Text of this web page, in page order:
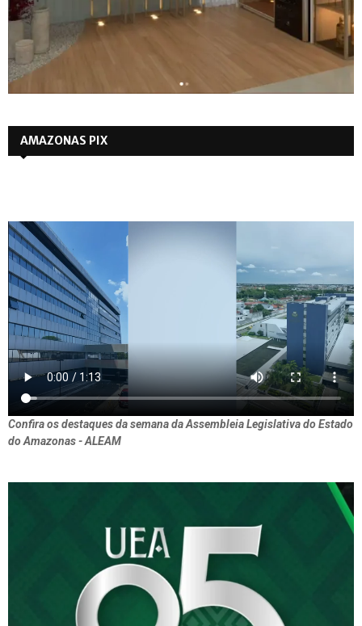
AMAZONAS PIX
Confira os destaques da semana da Assembleia Legislativa do Estado
do Amazonas - ALEAM